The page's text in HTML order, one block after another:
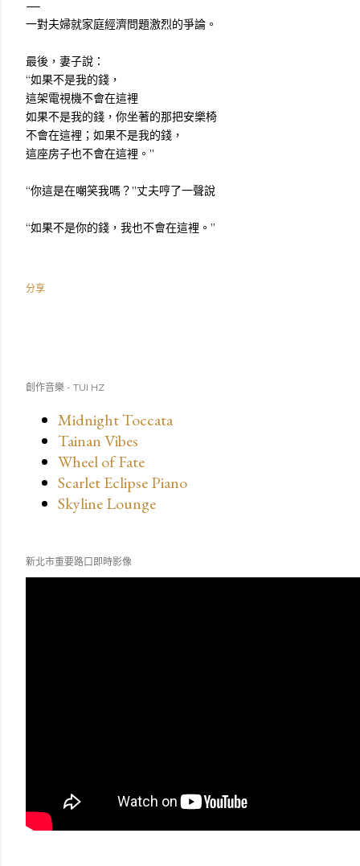
一對夫婦就家庭經濟問題激烈的爭論。
最後，妻子說：
“如果不是我的錢，
這架電視機不會在這裡
如果不是我的錢，你坐著的那把安樂椅
不會在這裡；如果不是我的錢，
這座房子也不會在這裡。”
“你這是在嘲笑我嗎？”丈夫哼了一聲說
“如果不是你的錢，我也不會在這裡。”
分享
創作音樂 - TUI HZ
Midnight Toccata
Tainan Vibes
Wheel of Fate
Scarlet Eclipse Piano
Skyline Lounge
新北市重要路口即時影像